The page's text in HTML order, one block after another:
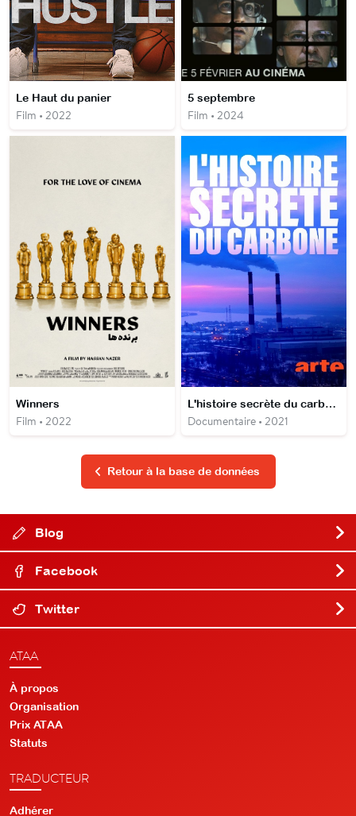
Le Haut du panier
Film • 2022
5 septembre
Film • 2024
Winners
Film • 2022
L'histoire secrète du carbone
Documentaire • 2021
Retour à la base de données
Blog
Facebook
Twitter
ATAA
À propos
Organisation
Prix ATAA
Statuts
TRADUCTEUR
Adhérer